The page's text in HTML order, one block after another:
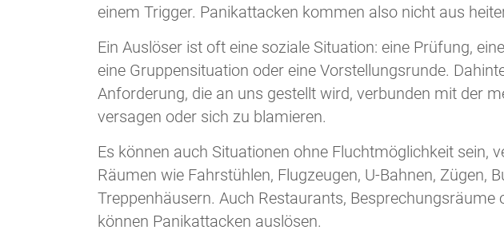
einem Trigger. Panikattacken kommen also nicht aus
Ein Auslöser ist oft eine soziale Situation: eine Prüfung,
eine Gruppensituation oder eine Vorstellungsrunde.
Anforderung, die an uns gestellt wird, verbunden mit der
versagen oder sich zu blamieren.
Es können auch Situationen ohne Fluchtmöglichkeit sein,
Räumen wie Fahrstühlen, Flugzeugen, U-Bahnen, Zügen,
Treppenhäusern. Auch Restaurants, Besprechungsräume
können Panikattacken auslösen.